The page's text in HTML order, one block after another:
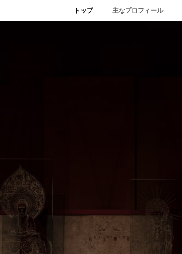
トップ 主なプロフィール